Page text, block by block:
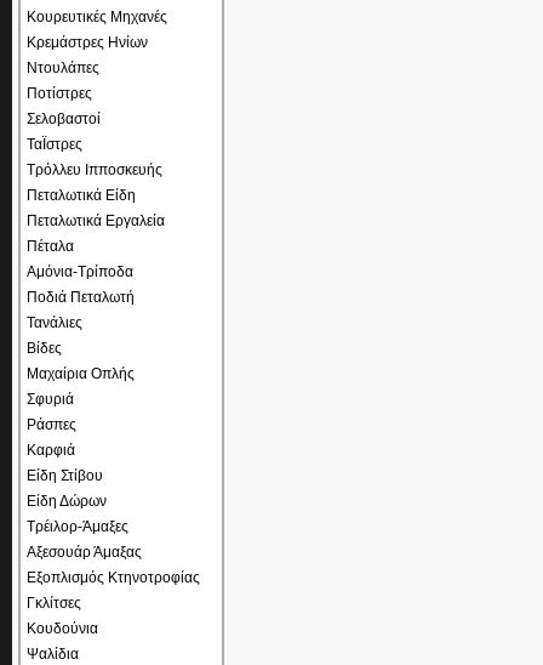
Κουρευτικές Μηχανές
Κρεμάστρες Ηνίων
Ντουλάπες
Ποτίστρες
Σελοβαστοί
ΤαΪστρες
Τρόλλευ Ιπποσκευής
Πεταλωτικά Είδη
Πεταλωτικά Εργαλεία
Πέταλα
Αμόνια-Τρίποδα
Ποδιά Πεταλωτή
Τανάλιες
Βίδες
Μαχαίρια Οπλής
Σφυριά
Ράσπες
Καρφιά
Είδη Στίβου
Είδη Δώρων
Τρέιλορ-Άμαξες
Αξεσουάρ Άμαξας
Εξοπλισμός Κτηνοτροφίας
Γκλίτσες
Κουδούνια
Ψαλίδια